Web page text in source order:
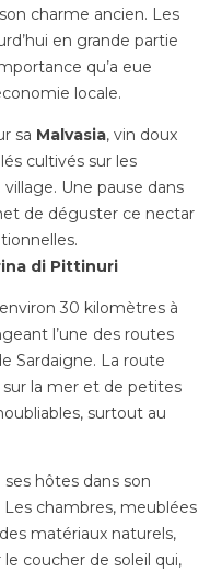
charme ancien. Les
en grande partie
qu’a eue
locale.
sa Malvasia, vin doux
cultivés sur les
Une pause dans
de déguster ce nectar
di Pittinuri
30 kilomètres à
l’une des routes
Sardaigne. La route
la mer et de petites
surtout au
ses hôtes dans son
chambres, meublées
matériaux naturels,
coucher de soleil qui,